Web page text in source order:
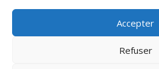
Accepter
Refuser